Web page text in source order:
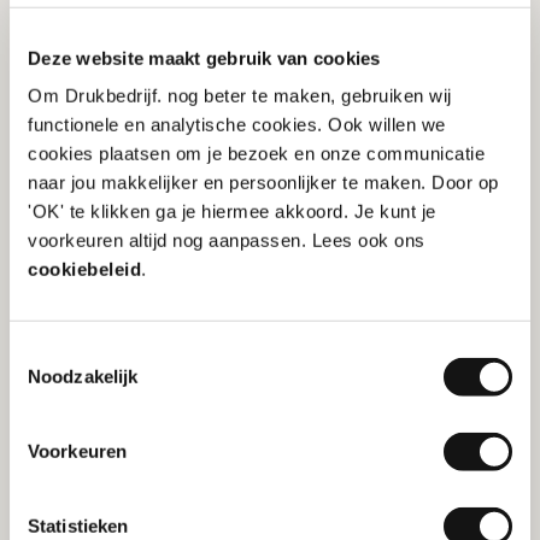
Deze website maakt gebruik van cookies
Om Drukbedrijf. nog beter te maken, gebruiken wij
functionele en analytische cookies. Ook willen we
cookies plaatsen om je bezoek en onze communicatie
naar jou makkelijker en persoonlijker te maken. Door op
'OK' te klikken ga je hiermee akkoord. Je kunt je
voorkeuren altijd nog aanpassen. Lees ook ons
cookiebeleid.
Noodzakelijk
Voorkeuren
Statistieken
Hoe maak je een goed
ontwerp voor stansen?
Je design is af, en nu wil je het laten stansen papier.
Waar moet je op letten?
Bedenk een vorm die functioneel én opvallend
is.Zorg ervoor dat het ontwerp visueel
aantrekkelijk én praktisch bruikbaar blijft.
Lever een vectorbestand aan met
zonder onregelmatigheden.
kunnen verloren gaan als ze te dicht op de snijlijn
Stansen papier met een